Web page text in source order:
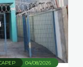
04/08/2026